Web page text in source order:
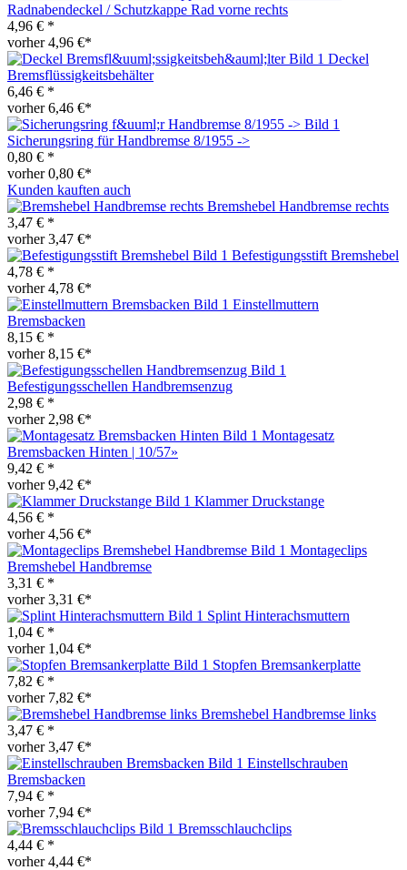
Radnabendeckel / Schutzkappe Rad vorne rechts
4,96 € *
vorher 4,96 €*
Deckel
Bremsflüssigkeitsbehälter
6,46 € *
vorher 6,46 €*
Sicherungsring für Handbremse 8/1955 ->
0,80 € *
vorher 0,80 €*
Kunden kauften auch
Bremshebel Handbremse rechts
3,47 € *
vorher 3,47 €*
Befestigungsstift Bremshebel
4,78 € *
vorher 4,78 €*
Einstellmuttern
Bremsbacken
8,15 € *
vorher 8,15 €*
Befestigungsschellen Handbremsenzug
2,98 € *
vorher 2,98 €*
Montagesatz
Bremsbacken Hinten | 10/57»
9,42 € *
vorher 9,42 €*
Klammer Druckstange
4,56 € *
vorher 4,56 €*
Montageclips
Bremshebel Handbremse
3,31 € *
vorher 3,31 €*
Splint Hinterachsmuttern
1,04 € *
vorher 1,04 €*
Stopfen Bremsankerplatte
7,82 € *
vorher 7,82 €*
Bremshebel Handbremse links
3,47 € *
vorher 3,47 €*
Einstellschrauben
Bremsbacken
7,94 € *
vorher 7,94 €*
Bremsschlauchclips
4,44 € *
vorher 4,44 €*